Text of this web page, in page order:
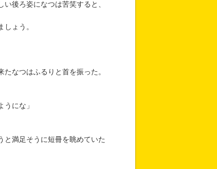
後ろ姿になつは苦笑すると、
ょう。
なつはふるりと首を振った。
にな」
満足そうに短冊を眺めていた